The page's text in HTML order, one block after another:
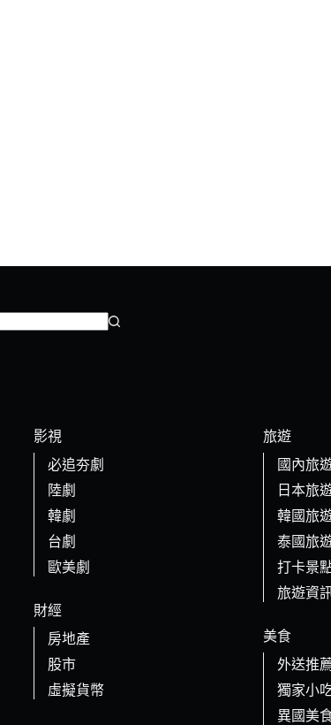
影視
必追夯劇
陸劇
韓劇
台劇
歐美劇
財經
房地產
股市
虛擬貨幣
旅遊
國內旅
日本旅
韓國旅
泰國旅
打卡景
旅遊資
美食
外送推
獨家小
異國美